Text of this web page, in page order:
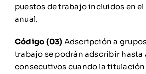
puestos de trabajo incluidos en
anual.
Código (03) Adscripción a
trabajo se podrán adscribir hasta
consecutivos cuando la titulación